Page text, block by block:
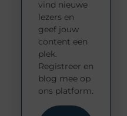
vind nieuwe
lezers en
geef jouw
content een
plek.
Registreer en
blog mee op
ons platform.